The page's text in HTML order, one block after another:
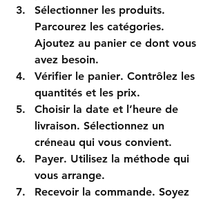
Sélectionner les produits.
Parcourez les catégories.
Ajoutez au panier ce dont vous
avez besoin.
Vérifier le panier. Contrôlez les
quantités et les prix.
Choisir la date et l’heure de
livraison. Sélectionnez un
créneau qui vous convient.
Payer. Utilisez la méthode qui
vous arrange.
Recevoir la commande. Soyez